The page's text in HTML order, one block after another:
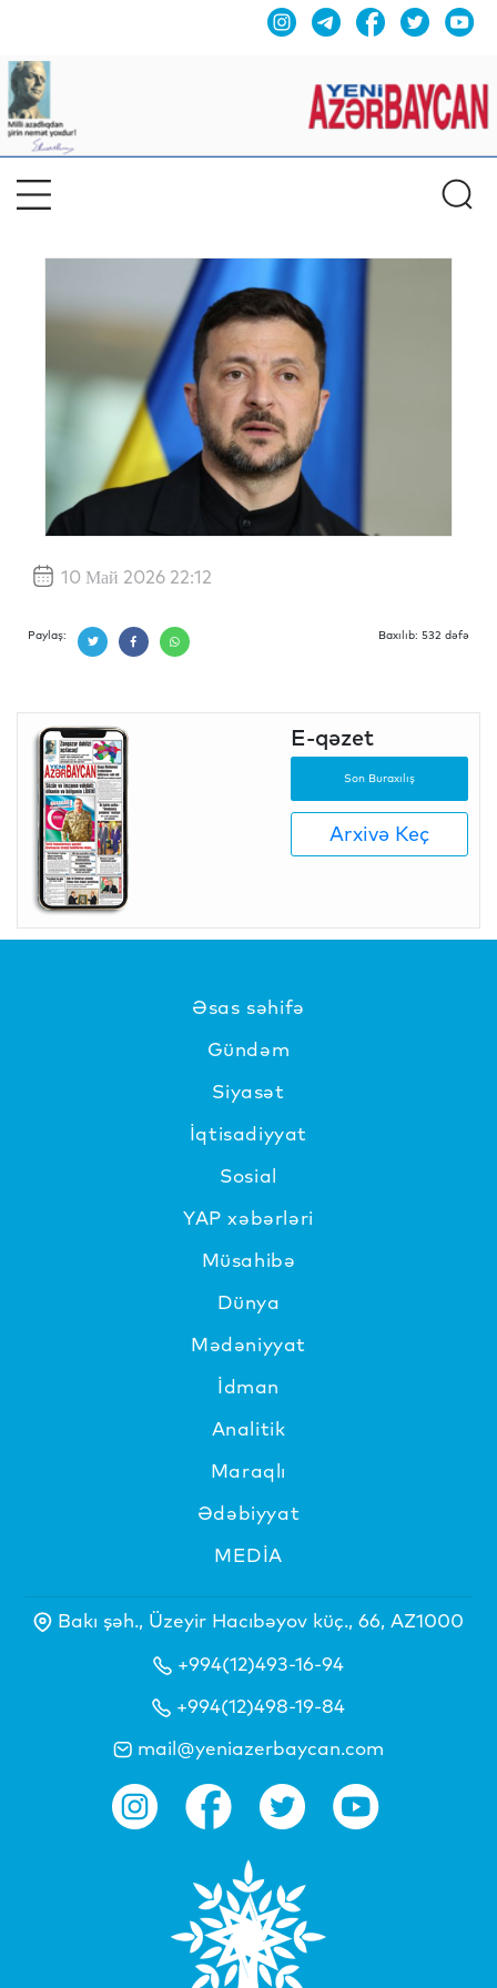
10 Май 2026 22:12
Paylaş: Baxılıb: 532 dəfə
E-qəzet
Son Buraxılış
Arxivə Keç
Əsas səhifə
Gündəm
Siyasət
İqtisadiyyat
Sosial
YAP xəbərləri
Müsahibə
Dünya
Mədəniyyat
İdman
Analitik
Maraqlı
Ədəbiyyat
MEDİA
Bakı şəh., Üzeyir Hacıbəyov küç., 66, AZ1000
+994(12)493-16-94
+994(12)498-19-84
mail@yeniazerbaycan.com